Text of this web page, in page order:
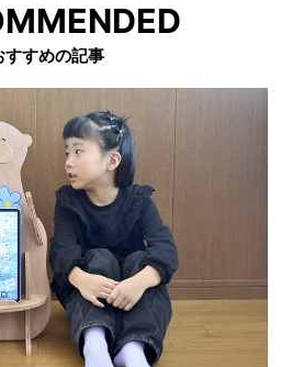
すすめの記事